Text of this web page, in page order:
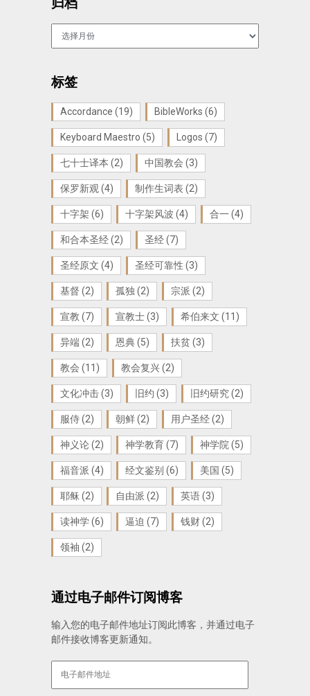
标签
Accordance (19) BibleWorks (6)
Keyboard Maestro (5) Logos (7)
七十士译本 (2) 中国教会 (3)
保罗新观 (4) 制作生词表 (2)
十字架 (6) 十字架风波 (4) 合一(4)
和合本圣经(2) 圣经(7)
圣经原文 (4) 圣经可靠性 (3)
基督 (2) 孤独 (2) 宗派 (2)
宣教 (7) 宣教士(3) 希伯来文 (11)
异端(2) 恩典(5) 扶贫 (3)
教会 (11) 教会复兴(2)
文化冲击(3) 旧约 (3) 旧约研究(2)
服侍(2) 朝鲜(2) 用户圣经(2)
神义论(2) 神学教育(7) 神学院 (5)
福音派 (4) 经文鉴别 (6) 美国 (5)
耶稣 (2) 自由派 (2) 英语(3)
读神学(6) 逼迫 (7) 钱财(2)
领袖 (2)
通过电子邮件订阅博客
输入您的电子邮件地址订阅此博客，并通过电子
邮件接收博客更新通知。